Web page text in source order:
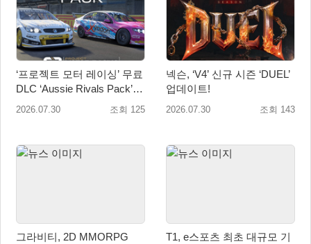
‘프로젝트 모터 레이싱’ 무료
DLC ‘Aussie Rivals Pack’
출시! 대규모 업데이트 2.1도
2026.07.30 조회 125
넥슨, ‘V4’ 신규 시즌 ‘DUEL’
업데이트!
2026.07.30 조회 143
그라비티, 2D MMORPG
T1, e스포츠 최초 대규모 기